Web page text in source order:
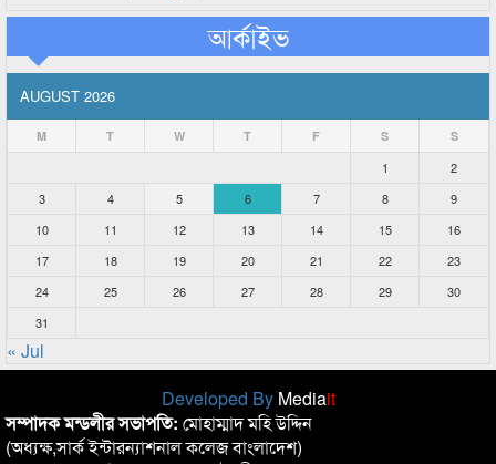
আর্কাইভ
AUGUST 2026
M T W T F S S
1
2
3
4 5 6 7 8
9
10
11 12 13 14 15
16
17
18 19 20 21 22
23
24
25 26 27 28 29
30
31
« Jul
Developed By Mediait
সম্পাদক মন্ডলীর সভাপতি: মোহাম্মাদ মহি উদ্দিন
(অধ্যক্ষ,সার্ক ইন্টারন্যাশনাল কলেজ বাংলাদেশ)